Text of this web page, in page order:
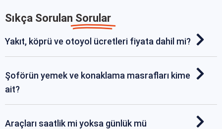
Sıkça Sorulan Sorular
Yakıt, köprü ve otoyol ücretleri fiyata dahil mi?
Şoförün yemek ve konaklama masrafları kime
ait?
Araçları saatlik mi yoksa günlük mü